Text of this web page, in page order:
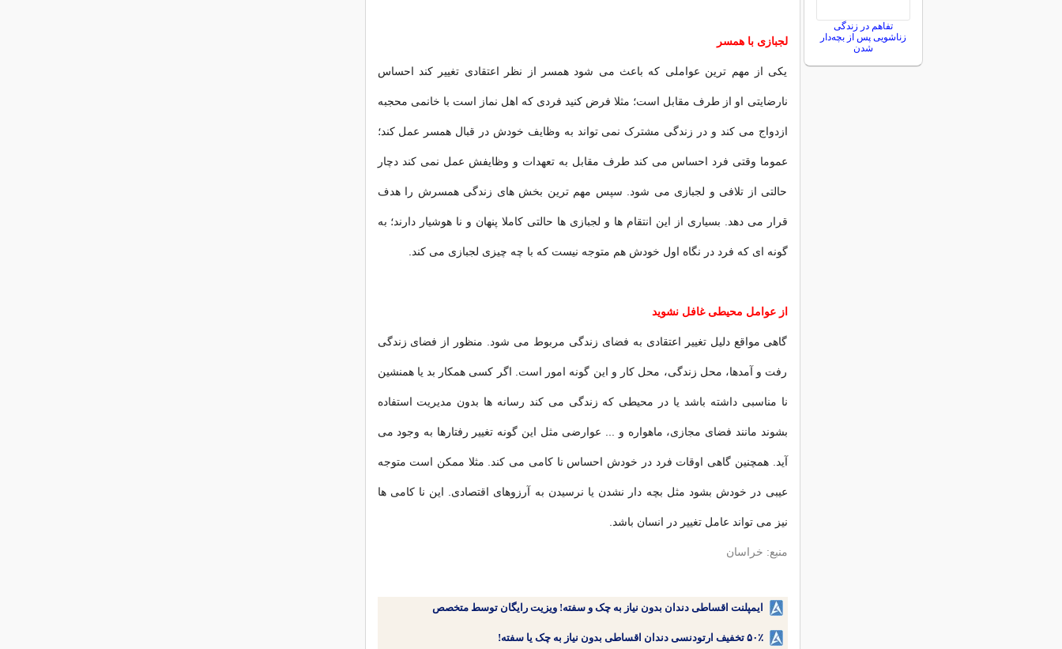
لجبازی با همسر
یکی از مهم ترین عواملی که باعث می شود همسر از نظر اعتقادی تغییر کند احساس
نارضایتی او از طرف مقابل است؛ مثلا فرض کنید فردی که اهل نماز است با خانمی محجبه
ازدواج می کند و در زندگی مشترک نمی تواند به وظایف خودش در قبال همسر عمل کند؛
عموما وقتی فرد احساس می کند طرف مقابل به تعهدات و وظایفش عمل نمی کند دچار
حالتی از تلافی و لجبازی می شود. سپس مهم ترین بخش های زندگی همسرش را هدف
قرار می دهد. بسیاری از این انتقام ها و لجبازی ها حالتی کاملا پنهان و نا هوشیار دارند؛ به
گونه ای که فرد در نگاه اول خودش هم متوجه نیست که با چه چیزی لجبازی می کند.
از عوامل محیطی غافل نشوید
گاهی مواقع دلیل تغییر اعتقادی به فضای زندگی مربوط می شود. منظور از فضای زندگی
رفت و آمدها، محل زندگی، محل کار و این گونه امور است. اگر کسی همکار بد یا همنشین
نا مناسبی داشته باشد یا در محیطی که زندگی می کند رسانه ها بدون مدیریت استفاده
بشوند مانند فضای مجازی، ماهواره و ... عوارضی مثل این گونه تغییر رفتارها به وجود می
آید. همچنین گاهی اوقات فرد در خودش احساس نا کامی می کند. مثلا ممکن است متوجه
عیبی در خودش بشود مثل بچه دار نشدن یا نرسیدن به آرزوهای اقتصادی. این نا کامی ها
نیز می تواند عامل تغییر در انسان باشد.
منبع: خراسان
ایمپلنت اقساطی دندان بدون نیاز به چک و سفته! ویزیت رایگان توسط متخصص
۵۰٪ تخفیف ارتودنسی دندان اقساطی بدون نیاز به چک یا سفته!
تفاهم در زندگی
زناشویی پس از بچه‌دار
شدن